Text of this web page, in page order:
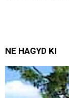
NE HAGYD KI